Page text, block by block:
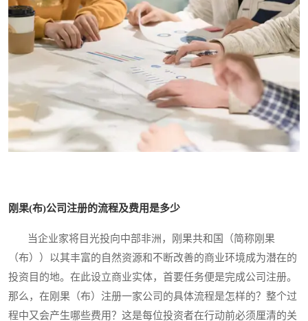
刚果(布)公司注册的流程及费用是多少
当企业家将目光投向中部非洲，刚果共和国（简称刚果
（布））以其丰富的自然资源和不断改善的商业环境成为潜在的
投资目的地。在此设立商业实体，首要任务便是完成公司注册。
那么，在刚果（布）注册一家公司的具体流程是怎样的？整个过
程中又会产生哪些费用？这是每位投资者在行动前必须厘清的关